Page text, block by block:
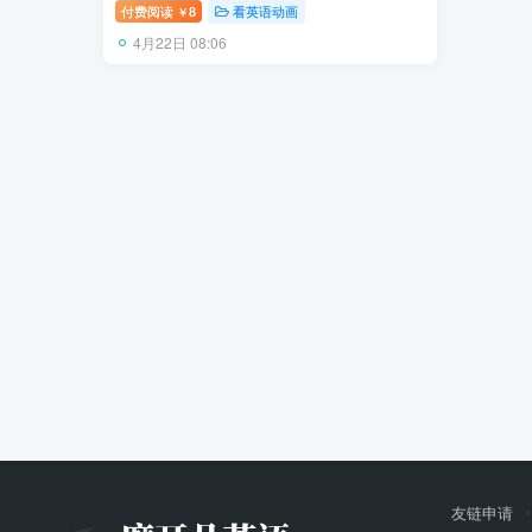
付费阅读 ￥8 看英语动画
4月22日 08:06
友链申请